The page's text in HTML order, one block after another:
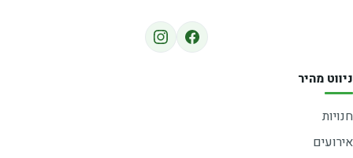
ניווט מהיר
חנויות
אירועים